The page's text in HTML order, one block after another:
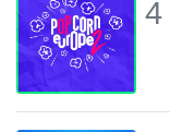
4